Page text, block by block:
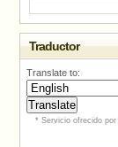
Traductor
Translate to:
* Servicio ofrecido por